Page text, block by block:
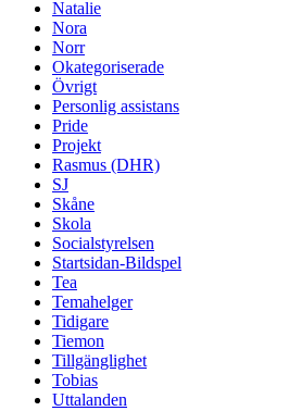
Natalie
Nora
Norr
Okategoriserade
Övrigt
Personlig assistans
Pride
Projekt
Rasmus (DHR)
SJ
Skåne
Skola
Socialstyrelsen
Startsidan-Bildspel
Tea
Temahelger
Tidigare
Tiemon
Tillgänglighet
Tobias
Uttalanden